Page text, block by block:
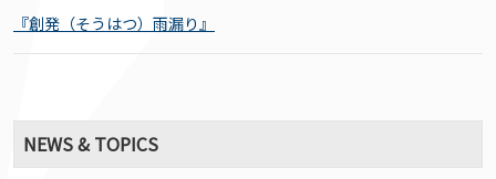
『創発（そうはつ）雨漏り』
NEWS & TOPICS